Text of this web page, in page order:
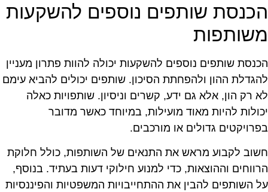
שותפים נוספים להשקעות
שותפים נוספים להשקעות יכולה להוות פתרון מעניין
ההון ולהפחתת הסיכון. שותפים יכולים להביא עימם
רק הון, אלא גם ידע, קשרים וניסיון. שותפויות כאלה
להיות מאוד מועילות, במיוחד כאשר מדובר
גדולים או מורכבים.
לקבוע מראש את התנאים של השותפות, כולל חלוקת
וההוצאות, כדי למנוע חילוקי דעות בעתיד. בנוסף,
השותפים להבין את ההתחייבויות המשפטיות והפיננסיות